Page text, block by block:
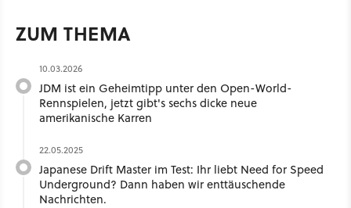
ZUM THEMA
10.03.2026
JDM ist ein Geheimtipp unter den Open-World-
Rennspielen, jetzt gibt's sechs dicke neue
amerikanische Karren
22.05.2025
Japanese Drift Master im Test: Ihr liebt Need for Speed
Underground? Dann haben wir enttäuschende
Nachrichten.